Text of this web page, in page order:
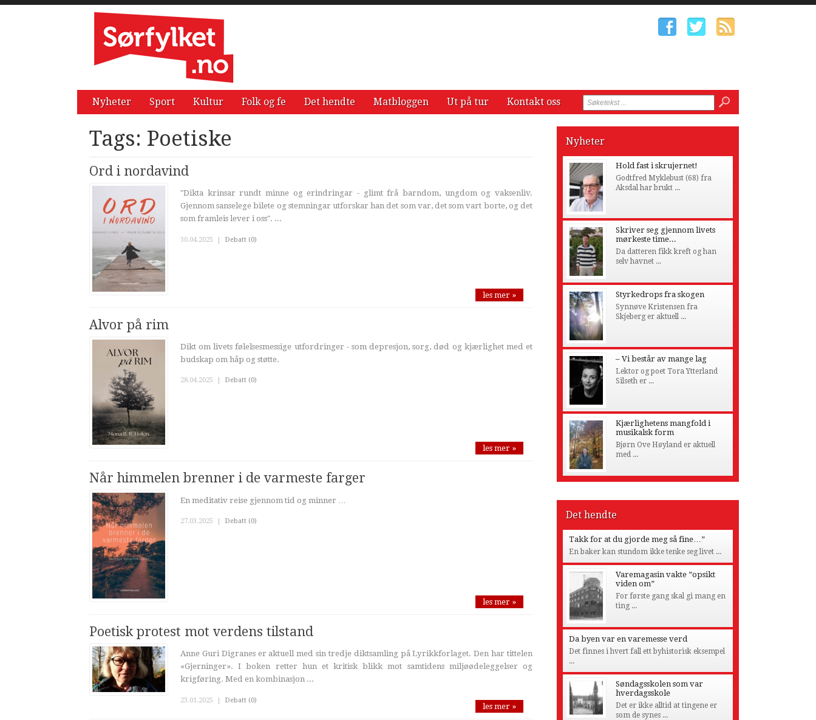
Nyheter Sport Kultur Folk og fe Det hendte Matbloggen Ut på tur Kontakt oss
Tags: Poetiske
Ord i nordavind
"Dikta krinsar rundt minne og erindringar - glimt frå barndom, ungdom og vaksenliv.
Gjennom sanselege bilete og stemningar utforskar han det som var, det som vart borte, og det
som framleis lever i oss". ...
30.04.2025 | Debatt (0)
les mer »
Alvor på rim
Dikt om livets følelsesmessige utfordringer - som depresjon, sorg, død og kjærlighet med et
budskap om håp og støtte.
28.04.2025 Debatt (0)
les mer »
Når himmelen brenner i de varmeste farger
En meditativ reise gjennom tid og minner …
27.03.2025 | Debatt (0)
les mer »
Poetisk protest mot verdens tilstand
Anne Guri Digranes er aktuell med sin tredje diktsamling på Lyrikkforlaget. Den har tittelen
«Gjerninger». I boken retter hun et kritisk blikk mot samtidens miljøødeleggelser og
krigføring. Med en kombinasjon ...
23.01.2025 | Debatt (0)
les mer »
Nyheter
Hold fast i skrujernet!
Godtfred Myklebust (68) fra
Aksdal har brukt ...
Skriver seg gjennom livets
mørkeste time...
Da datteren fikk kreft og han
selv havnet ...
Styrkedrops fra skogen
Synnøve Kristensen fra
Skjeberg er aktuell ...
– Vi består av mange lag
Lektor og poet Tora Ytterland
Silseth er ...
Kjærlighetens mangfold i
musikalsk form
Bjørn Ove Høyland er aktuell
med ...
Det hendte
Takk for at du gjorde meg så fine…”
En baker kan stundom ikke tenke seg livet ...
Varemagasin vakte ”opsikt
viden om”
For første gang skal gi mang en
ting ...
Da byen var en varemesse verd
Det finnes i hvert fall ett byhistorisk eksempel
...
Søndagsskolen som var
hverdagsskole
Det er ikke alltid at tingene er
som de synes ...